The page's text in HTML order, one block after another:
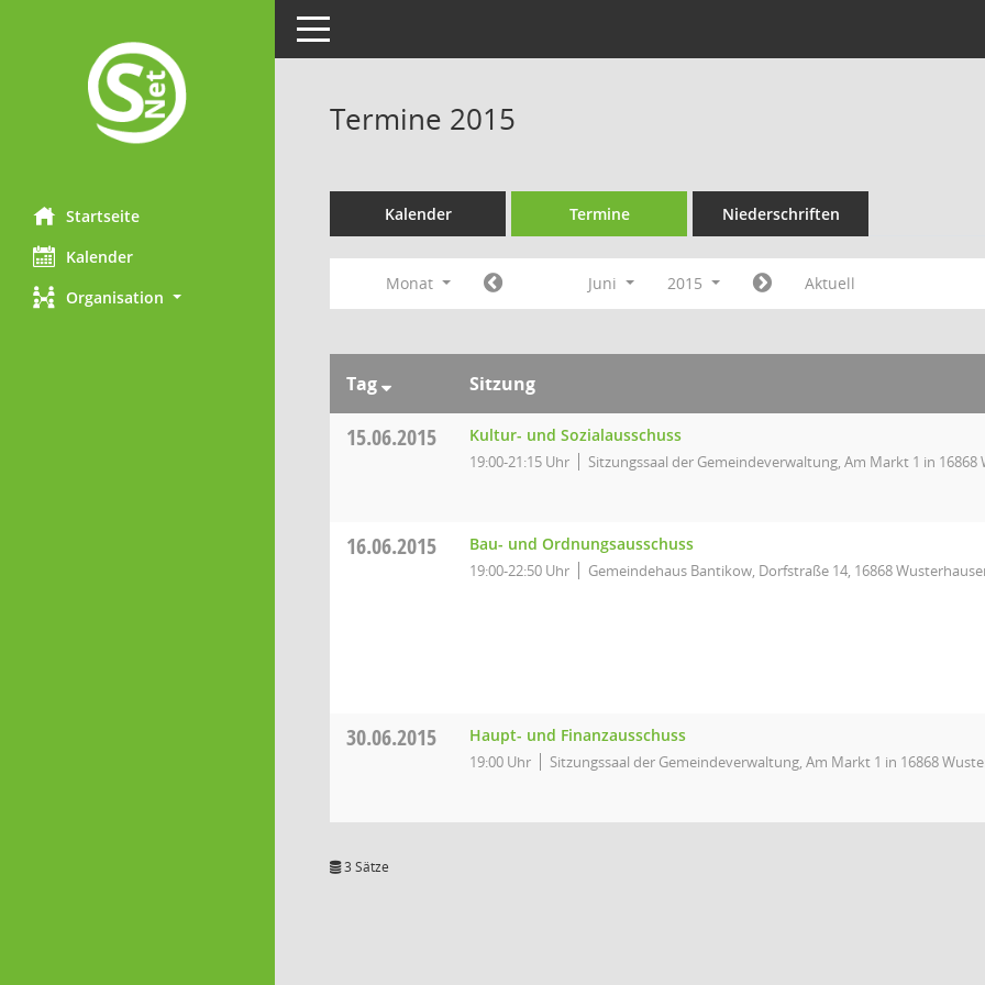
Startseite
Kalender
Organisation
Toggle navigation
Termine 2015
Kalender Termine Niederschriften
Monat Juni 2015 Aktuell
Tag Sitzung
15.06.2015 Kultur- und Sozialausschuss
19:00-21:15 Uhr Sitzungssaal der Gemeindeverwaltung, Am Markt 1 in
16.06.2015 Bau- und Ordnungsausschuss
19:00-22:50 Uhr Gemeindehaus Bantikow, Dorfstraße 14, 16868
30.06.2015 Haupt- und Finanzausschuss
19:00 Uhr Sitzungssaal der Gemeindeverwaltung, Am Markt 1 in 16868
3 Sätze